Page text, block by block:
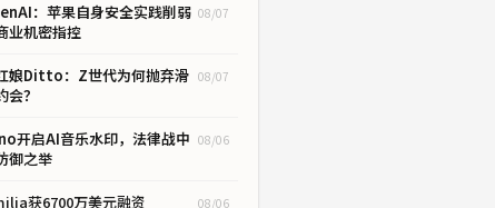
：苹果自身安全实践削弱
业机密指控
08/07
娘Ditto：Z世代为何抛弃滑
会？
08/07
开启AI音乐水印，法律战中
御之举
08/06
获6700万美元融资 08/06